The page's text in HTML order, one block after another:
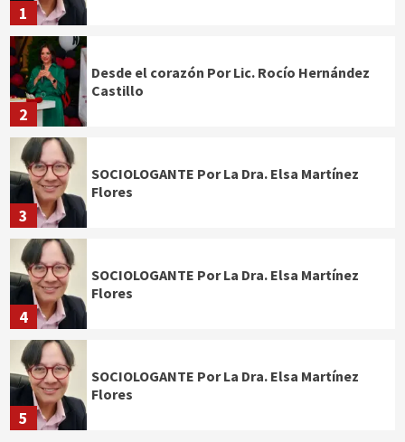
1
2
Desde el corazón Por Lic. Rocío Hernández
Castillo
3
SOCIOLOGANTE Por La Dra. Elsa Martínez
Flores
4
SOCIOLOGANTE Por La Dra. Elsa Martínez
Flores
5
SOCIOLOGANTE Por La Dra. Elsa Martínez
Flores